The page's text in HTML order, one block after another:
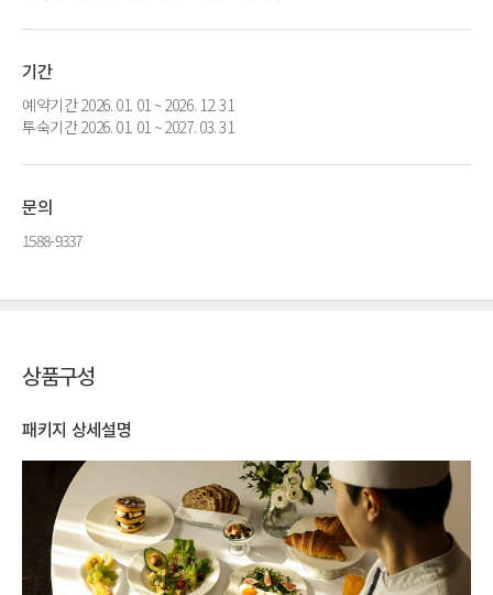
기간
예약기간 2026. 01. 01 ~ 2026. 12. 31
투숙기간 2026. 01. 01 ~ 2027. 03. 31
문의
1588-9337
상품구성
패키지 상세설명